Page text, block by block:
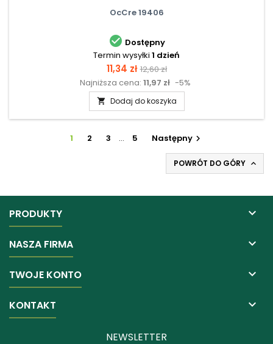
OcCre 19406
 Dostępny
Termin wysyłki 1 dzień
Cena
11,34 zł Cena
podstawowa
12,60 zł
Najniższa cena: 11,97 zł -5%
 Dodaj do koszyka
1 2 3 … 5 Następny
POWRÓT DO GÓRY 
PRODUKTY 
NASZA FIRMA 
TWOJE KONTO 
KONTAKT 
NEWSLETTER